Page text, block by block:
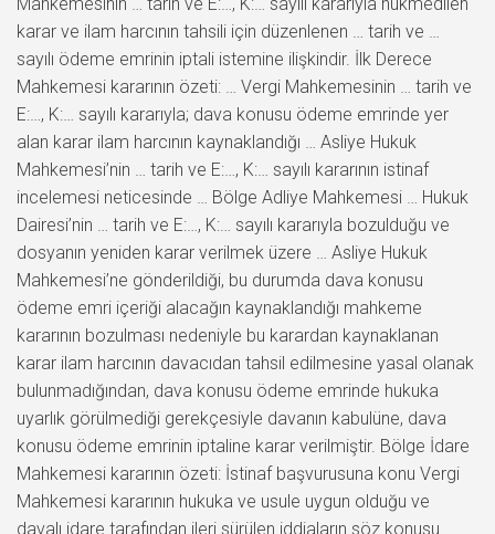
karar ve ilam harcının tahsili için düzenlenen … tarih ve …
sayılı ödeme emrinin iptali istemine ilişkindir. İlk Derece
Mahkemesi kararının özeti: … Vergi Mahkemesinin … tarih ve
E:…, K:… sayılı kararıyla; dava konusu ödeme emrinde yer
alan karar ilam harcının kaynaklandığı … Asliye Hukuk
Mahkemesi’nin … tarih ve E:…, K:… sayılı kararının istinaf
incelemesi neticesinde … Bölge Adliye Mahkemesi … Hukuk
Dairesi’nin … tarih ve E:…, K:… sayılı kararıyla bozulduğu ve
dosyanın yeniden karar verilmek üzere … Asliye Hukuk
Mahkemesi’ne gönderildiği, bu durumda dava konusu
ödeme emri içeriği alacağın kaynaklandığı mahkeme
kararının bozulması nedeniyle bu karardan kaynaklanan
karar ilam harcının davacıdan tahsil edilmesine yasal olanak
bulunmadığından, dava konusu ödeme emrinde hukuka
uyarlık görülmediği gerekçesiyle davanın kabulüne, dava
konusu ödeme emrinin iptaline karar verilmiştir. Bölge İdare
Mahkemesi kararının özeti: İstinaf başvurusuna konu Vergi
Mahkemesi kararının hukuka ve usule uygun olduğu ve
davalı idare tarafından ileri sürülen iddiaların söz konusu